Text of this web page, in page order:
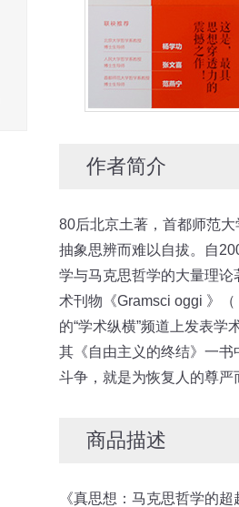
作者简介
80后北京土著，首都师范大
抽象思辨而难以自拔。自
学与马克思哲学的大量理
术刊物《Gramsci oggi 》
的“学术纵横”频道上发表
其《自由主义的终结》一
斗争，就是为恢复人的尊严
商品描述
《真思想：马克思哲学的